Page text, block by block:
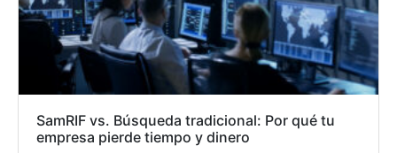
SamRIF vs. Búsqueda tradicional: Por qué tu
empresa pierde tiempo y dinero